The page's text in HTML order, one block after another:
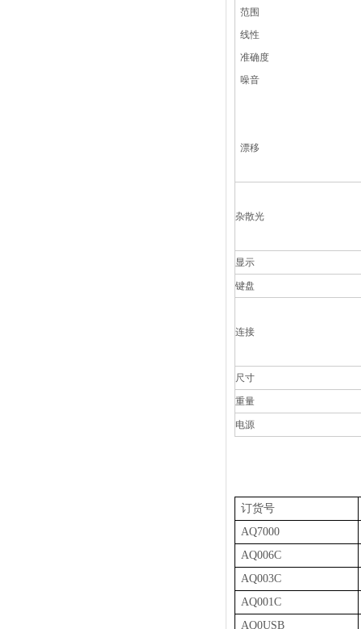
范围
线性
准确度
噪音
漂移
杂散光
显示
键盘
连接
尺寸
重量
电源
订货号
AQ7000
AQ006C
AQ003C
AQ001C
AQ0USB